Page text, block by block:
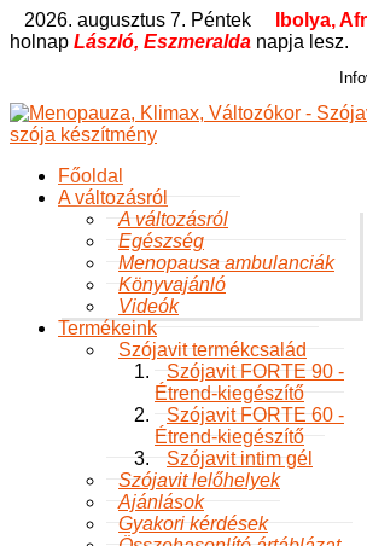
2026. augusztus 7. Péntek Ibolya,
holnap László, Eszmeralda napja lesz.
Főoldal
A változásról
A változásról
Egészség
Menopausa ambulanciák
Könyvajánló
Videók
Termékeink
Szójavit termékcsalád
Szójavit FORTE 90 -
Étrend-kiegészítő
Szójavit FORTE 60 -
Étrend-kiegészítő
Szójavit intim gél
Szójavit lelőhelyek
Ajánlások
Gyakori kérdések